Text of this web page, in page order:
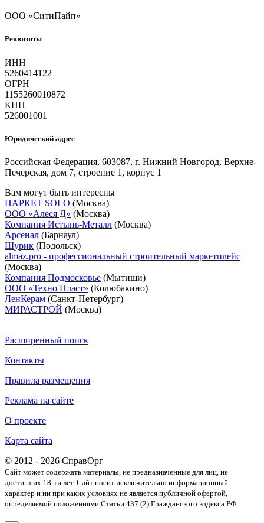
ООО «СитиПайп»
Реквизиты
ИНН
5260414122
ОГРН
1155260010872
КПП
526001001
Юридический адрес
Российская Федерация, 603087, г. Нижний Новгород, Верхне-
Печерская, дом 7, строение 1, корпус 1
Вам могут быть интересны
ПАРКЕТ SOLO (Москва)
ООО «Алеся Д» (Москва)
Компания Истынь-Металл (Москва)
Арсенал (Барнаул)
Шурик (Подольск)
almaz.pro - профессиональный строительный маркетплейс
(Москва)
Компания Подмосковье (Мытищи)
ООО «Техно Пласт» (Колюбакино)
ЛенКерам (Санкт-Петербург)
МИРАСТРОЙ (Москва)
Расширенный поиск
Контакты
Правила размещения
Реклама на сайте
О проекте
Карта сайта
© 2012 - 2026 СправОрг
Сайт может содержать материалы, не предназначенные для лиц, не
достигших 18-ти лет. Cайт носит исключительно информационный
характер и ни при каких условиях не является публичной офертой,
определяемой положениями Статьи 437 (2) Гражданского кодекса РФ.